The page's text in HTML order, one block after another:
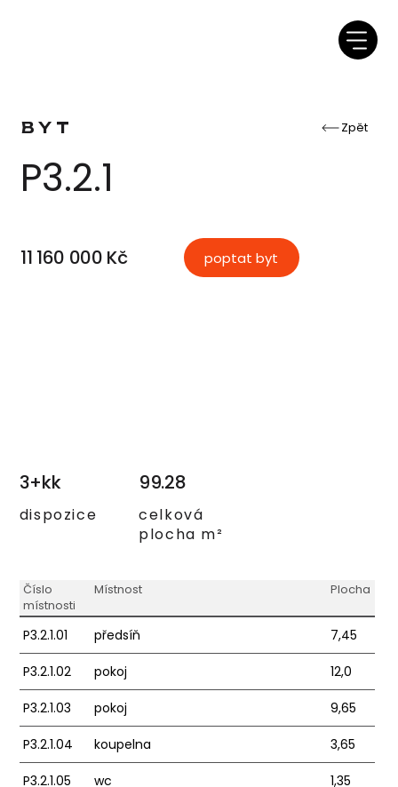
Zpět
BYT
P3.2.1
11 160 000 Kč poptat byt
3+kk
dispozice
99.28
celková
plocha m²
Číslo
místnosti
Místnost Plocha
P3.2.1.01 předsíň 7,45
P3.2.1.02 pokoj 12,0
P3.2.1.03 pokoj 9,65
P3.2.1.04 koupelna 3,65
P3.2.1.05 wc 1,35